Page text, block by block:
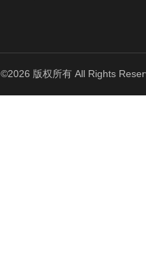
©2026 版权所有 All Rights